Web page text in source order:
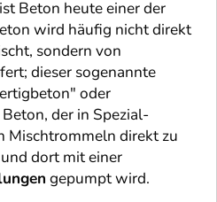
Beton heute einer der
wird häufig nicht direkt
sondern von
dieser sogenannte
oder
der in Spezial-
Mischtrommeln direkt zu
dort mit einer
gepumpt wird.